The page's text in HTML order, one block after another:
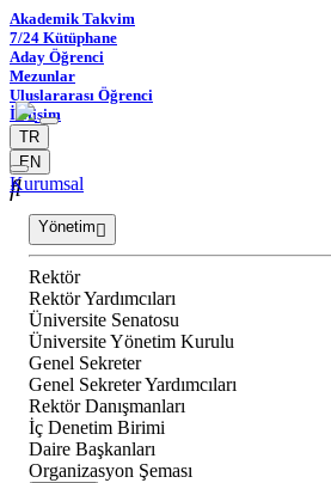
Akademik Takvim
7/24 Kütüphane
Aday Öğrenci
Mezunlar
Uluslararası Öğrenci
İletişim
TR
EN
Kurumsal
Yönetim
Rektör
Rektör Yardımcıları
Üniversite Senatosu
Üniversite Yönetim Kurulu
Genel Sekreter
Genel Sekreter Yardımcıları
Rektör Danışmanları
İç Denetim Birimi
Daire Başkanları
Organizasyon Şeması